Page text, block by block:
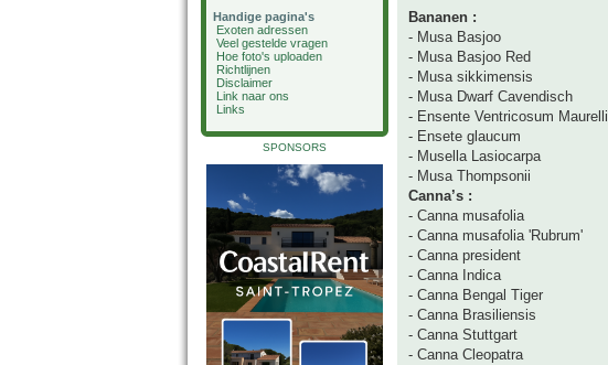
Handige pagina's
Exoten adressen
Veel gestelde vragen
Hoe foto's uploaden
Richtlijnen
Disclaimer
Link naar ons
Links
SPONSORS
Bananen :
- Musa Basjoo
- Musa Basjoo Red
- Musa sikkimensis
- Musa Dwarf Cavendisch
- Ensente Ventricosum Maurelli
- Ensete glaucum
- Musella Lasiocarpa
- Musa Thompsonii
Canna’s :
- Canna musafolia
- Canna musafolia 'Rubrum'
- Canna president
- Canna Indica
- Canna Bengal Tiger
- Canna Brasiliensis
- Canna Stuttgart
- Canna Cleopatra